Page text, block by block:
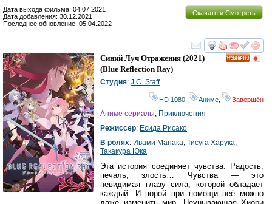
Скачать и Смотреть
Дата выхода фильма: 04.07.2021
Дата добавления: 30.12.2021
Последнее обновление: 05.04.2022
смотреть
Синий Луч Отражения (2021)
(Blue Reflection Ray)
Студия: J.C. Staff
HD 1080, Аниме, Завершён
Аниме сериалы, Приключения
Режиссер: Ёсида Рисако
В ролях: Ивами Манака, Тисуга Харука,
Такакура Юка
Эта история соединяет чувства. Радость,
печаль, злость… Чувства — это
невидимая глазу сила, которой обладает
каждый. И порой при помощи неё можно